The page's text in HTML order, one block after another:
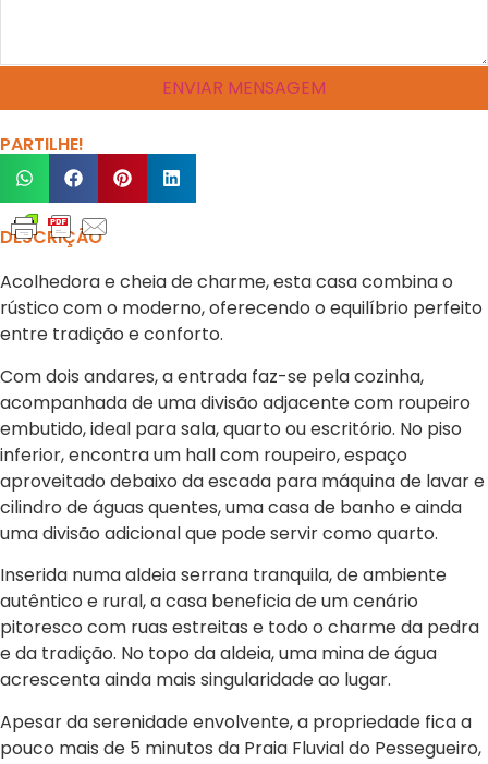
ENVIAR MENSAGEM
PARTILHE!
DESCRIÇÃO
Acolhedora e cheia de charme, esta casa combina o
rústico com o moderno, oferecendo o equilíbrio perfeito
entre tradição e conforto.
Com dois andares, a entrada faz-se pela cozinha,
acompanhada de uma divisão adjacente com roupeiro
embutido, ideal para sala, quarto ou escritório. No piso
inferior, encontra um hall com roupeiro, espaço
aproveitado debaixo da escada para máquina de lavar e
cilindro de águas quentes, uma casa de banho e ainda
uma divisão adicional que pode servir como quarto.
Inserida numa aldeia serrana tranquila, de ambiente
autêntico e rural, a casa beneficia de um cenário
pitoresco com ruas estreitas e todo o charme da pedra
e da tradição. No topo da aldeia, uma mina de água
acrescenta ainda mais singularidade ao lugar.
Apesar da serenidade envolvente, a propriedade fica a
pouco mais de 5 minutos da Praia Fluvial do Pessegueiro,